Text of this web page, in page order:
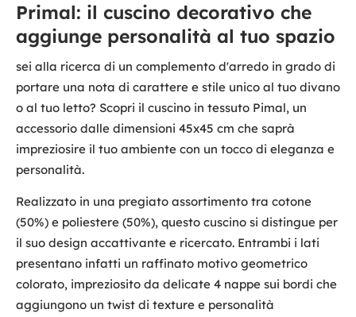
Primal: il cuscino decorativo che
aggiunge personalità al tuo spazio
sei alla ricerca di un complemento d'arredo in grado di
portare una nota di carattere e stile unico al tuo divano
o al tuo letto? Scopri il cuscino in tessuto Pimal, un
accessorio dalle dimensioni 45x45 cm che saprà
impreziosire il tuo ambiente con un tocco di eleganza e
personalità.
Realizzato in una pregiato assortimento tra cotone
(50%) e poliestere (50%), questo cuscino si distingue per
il suo design accattivante e ricercato. Entrambi i lati
presentano infatti un raffinato motivo geometrico
colorato, impreziosito da delicate 4 nappe sui bordi che
aggiungono un twist di texture e personalità